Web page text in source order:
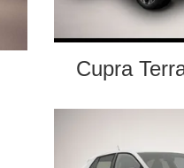
Cupra